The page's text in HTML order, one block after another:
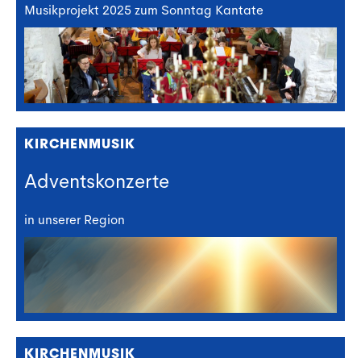
Musikprojekt 2025 zum Sonntag Kantate
KIRCHENMUSIK
Adventskonzerte
in unserer Region
KIRCHENMUSIK